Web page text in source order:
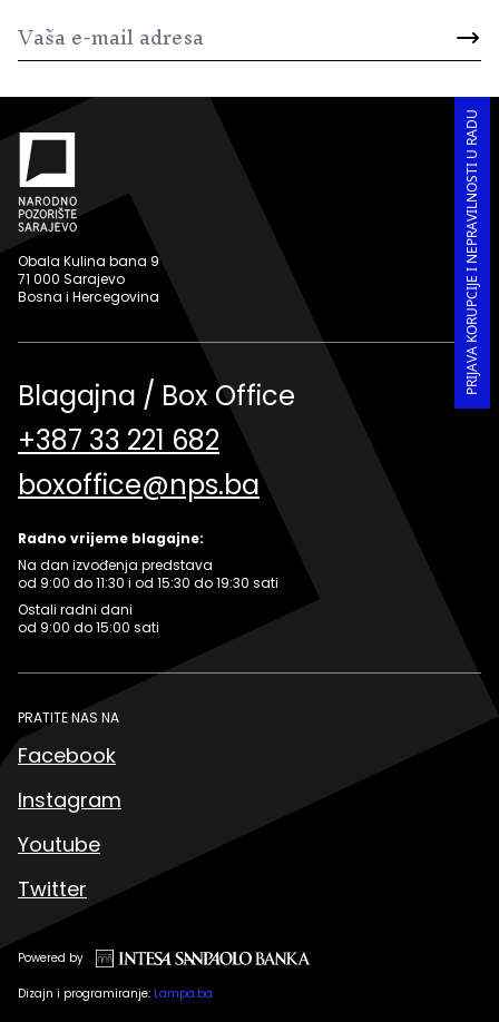
PRIJAVA KORUPCIJE I NEPRAVILNOSTI U RADU
Obala Kulina bana 9
71 000 Sarajevo
Bosna i Hercegovina
Blagajna / Box Office
+387 33 221 682
boxoffice@nps.ba
Radno vrijeme blagajne:
Na dan izvođenja predstava
od 9:00 do 11:30 i od 15:30 do 19:30 sati
Ostali radni dani
od 9:00 do 15:00 sati
PRATITE NAS NA
Facebook
Instagram
Youtube
Twitter
Powered by
Dizajn i programiranje: Lampa.ba